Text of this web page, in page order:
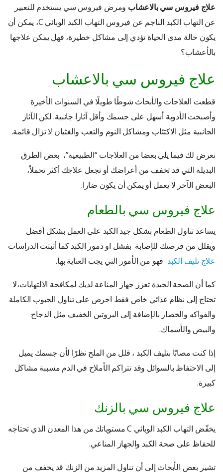
علاج فيروس سي بالاعشاب ومرض فيروس سي يستخدم للتعبير
عن التهاب الكبد الناجم عن فيروس التهاب الكبد الوبائي C، يمكن أن
يكون حالة مدى الحياة تؤدي إلى مشاكل خطيرة، فهل يمكن علاجها
بالأعشاب؟
علاج فيروس سي بالاعشاب
قطعت العلاجات والأبحاث شوطًا طويلًا في السنوات الأخيرة
وأصبحت الأدوية أسهل على جسمك وأقل آثارا جانبية. لكن الآثار
الجانبية مثل الاكتئاب ومشاكل النوم والتعب والغثيان لا تزال قائمة.
نعرض لك فيما يلي بعضا من العلاجات “الطبيعية”، بعض الطرق
البديلة التي قد تخفف من أعراضك أو تجعل علاجك أكثر تحملاً،
البعض الآخر لا يعمل أو يمكن أن يكون ضارا.
علاج فيروس سي بالطعام
يساعد تناول الطعام بشكل جيد الكبد على العمل بشكل أفضل
ويقلل من فرصتك للإصابة بفشل او دمور الكبد كما أثبتت الدراسات
علاج تليف الكبد فهو من الأمور التي يجب العناية بها.
كما أن الصحة الجيدة تعزز جهاز المناعة لديك لمكافحة الالتهابات،لا
تحتاج إلى نظام غذائي خاص فقط احرص على تناول الحبوب الكاملة
والفواكه والخضار بالإضافة إلى البروتين الخفيف مثل الدجاج
والبيض والأسماك.
إذا كنت مصابًا بتليف الكبد ، قلل من الملح نظرًا لأن جسمك يميل
إلى الاحتفاظ بالسوائل وقد تتراكم الأملاح في الدم مسببة مشاكل
كبيرة.
علاج فيروس سي بالزنك
يخفّض التهاب الكبد الوبائي C مستوياتك من هذا المعدن الذي تحتاجه
للحفاظ على صحة الكبد والجهاز المناعي.
تشير بعض الأبحاث إلى أن تناول المزيد من الزنك قد يخفف من